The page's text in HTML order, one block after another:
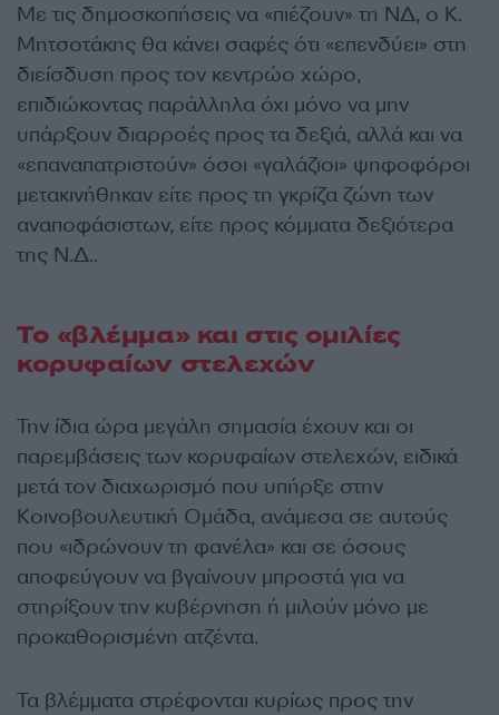
Με τις δημοσκοπήσεις να «πιέζουν» τη ΝΔ, ο Κ.
Μητσοτάκης θα κάνει σαφές ότι «επενδύει» στη
διείσδυση προς τον κεντρώο χώρο,
επιδιώκοντας παράλληλα όχι μόνο να μην
υπάρξουν διαρροές προς τα δεξιά, αλλά και να
«επαναπατριστούν» όσοι «γαλάζιοι» ψηφοφόροι
μετακινήθηκαν είτε προς τη γκρίζα ζώνη των
αναποφάσιστων, είτε προς κόμματα δεξιότερα
της Ν.Δ..
Το «βλέμμα» και στις ομιλίες
κορυφαίων στελεχών
Την ίδια ώρα μεγάλη σημασία έχουν και οι
παρεμβάσεις των κορυφαίων στελεχών, ειδικά
μετά τον διαχωρισμό που υπήρξε στην
Κοινοβουλευτική Ομάδα, ανάμεσα σε αυτούς
που «ιδρώνουν τη φανέλα» και σε όσους
αποφεύγουν να βγαίνουν μπροστά για να
στηρίξουν την κυβέρνηση ή μιλούν μόνο με
προκαθορισμένη ατζέντα.
Τα βλέμματα στρέφονται κυρίως προς την